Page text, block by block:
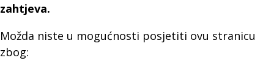
zahtjeva.
Možda niste u mogućnosti posjetiti ovu stranicu
zbog: